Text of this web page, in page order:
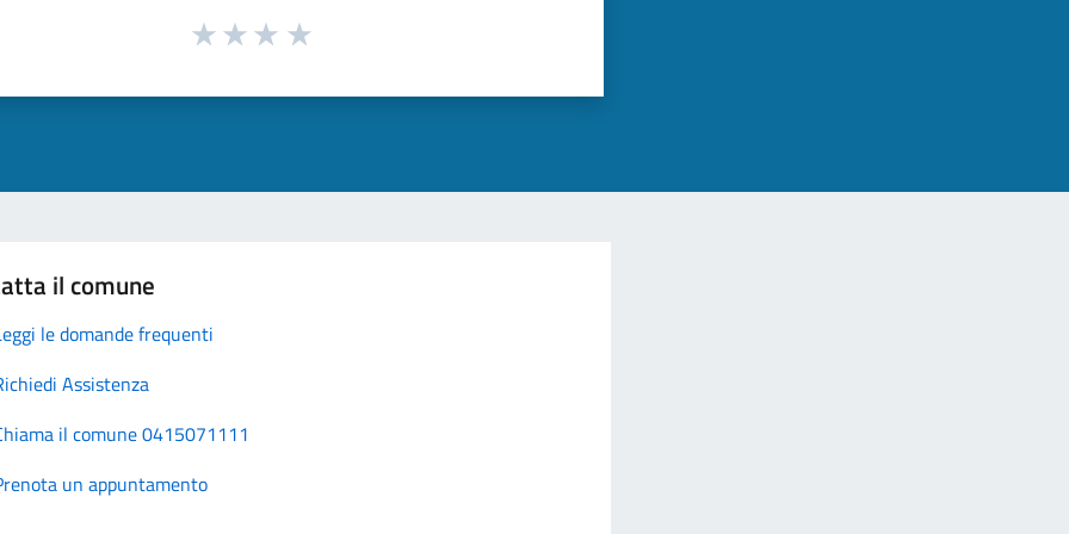
il comune
le domande frequenti
Assistenza
il comune 0415071111
un appuntamento